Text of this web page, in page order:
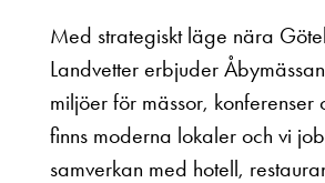
Med strategiskt läge nära
Landvetter erbjuder
miljöer för mässor, konferenser
finns moderna lokaler och vi
samverkan med hotell,